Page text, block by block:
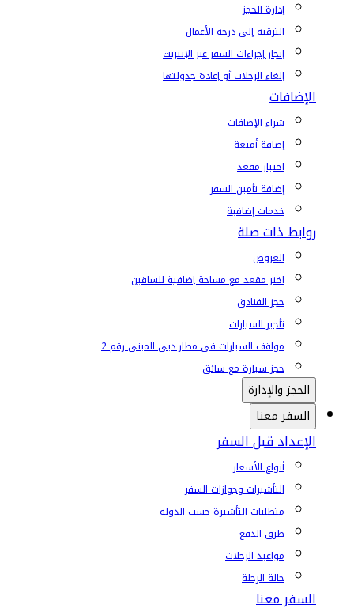
إدارة الحجز
الترقية إلى درجة الأعمال
إنجاز إجراءات السفر عبر الإنترنت
إلغاء الرحلات أو إعادة جدولتها
الإضافات
شراء الإضافات
إضافة أمتعة
اختيار مقعد
إضافة تأمين السفر
خدمات إضافية
روابط ذات صلة
العروض
اختر مقعد مع مساحة إضافية للساقين
حجز الفنادق
تأجير السيارات
مواقف السيارات في مطار دبي المبنى رقم 2
حجز سيارة مع سائق
الحجز والإدارة
السفر معنا
الإعداد قبل السفر
أنواع الأسعار
التأشيرات وجوازات السفر
متطلبات التأشيرة حسب الدولة
طرق الدفع
مواعيد الرحلات
حالة الرحلة
السفر معنا